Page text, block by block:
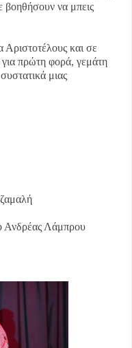
βοηθήσουν να μπεις
και σε
για πρώτη φορά, γεμάτη
μιας
Ανδρέας Λάμπρου